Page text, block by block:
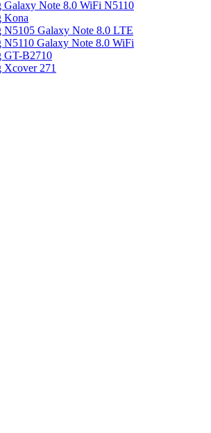
Galaxy Note 8.0 WiFi N5110
Kona
N5105 Galaxy Note 8.0 LTE
N5110 Galaxy Note 8.0 WiFi
GT-B2710
Xcover 271